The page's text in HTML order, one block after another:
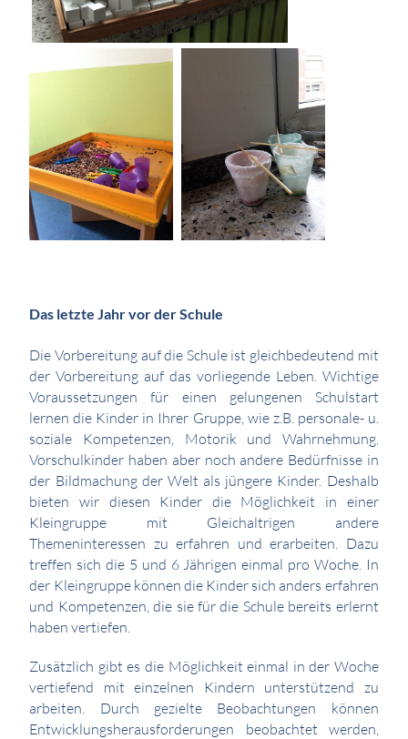
Das letzte Jahr vor der Schule
Die Vorbereitung auf die Schule ist gleichbedeutend mit
der Vorbereitung auf das vorliegende Leben. Wichtige
Voraussetzungen für einen gelungenen Schulstart
lernen die Kinder in Ihrer Gruppe, wie z.B. personale- u.
soziale Kompetenzen, Motorik und Wahrnehmung.
Vorschulkinder haben aber noch andere Bedürfnisse in
der Bildmachung der Welt als jüngere Kinder. Deshalb
bieten wir diesen Kinder die Möglichkeit in einer
Kleingruppe mit Gleichaltrigen andere
Themeninteressen zu erfahren und erarbeiten. Dazu
treffen sich die 5 und 6 Jährigen einmal pro Woche. In
der Kleingruppe können die Kinder sich anders erfahren
und Kompetenzen, die sie für die Schule bereits erlernt
haben vertiefen.
Zusätzlich gibt es die Möglichkeit einmal in der Woche
vertiefend mit einzelnen Kindern unterstützend zu
arbeiten. Durch gezielte Beobachtungen können
Entwicklungsherausforderungen beobachtet werden,